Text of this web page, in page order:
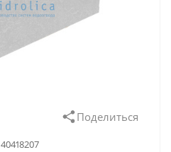
Поделиться
40418207